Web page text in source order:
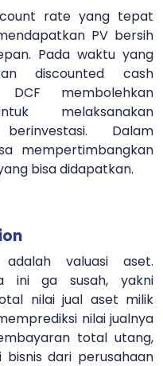
rate yang tepat
PV bersih
Pada waktu yang
discounted cash
membolehkan
melaksanakan
Dalam
mempertimbangkan
bisa didapatkan.
valuasi aset.
ini ga susah, yakni
nilai jual aset milik
nilai jualnya
total utang,
bisnis dari perusahaan